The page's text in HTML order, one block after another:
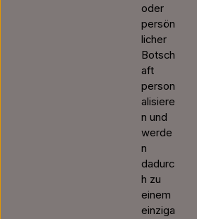
oder
persön
licher
Botsch
aft
person
alisiere
n und
werde
n
dadurc
h zu
einem
einziga